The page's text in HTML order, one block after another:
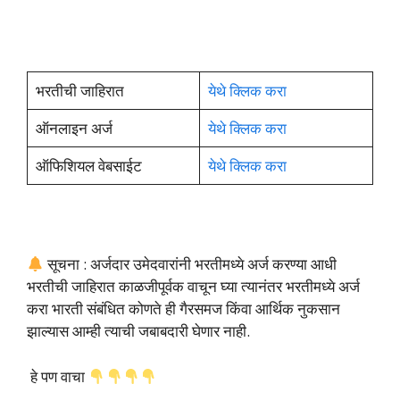
भरतीची जाहिरात
येथे क्लिक करा
ऑनलाइन अर्ज
येथे क्लिक करा
ऑफिशियल वेबसाईट
येथे क्लिक करा
सूचना : अर्जदार उमेदवारांनी भरतीमध्ये अर्ज करण्या आधी
भरतीची जाहिरात काळजीपूर्वक वाचून घ्या त्यानंतर भरतीमध्ये अर्ज
करा भारती संबंधित कोणते ही गैरसमज किंवा आर्थिक नुकसान
झाल्यास आम्ही त्याची जबाबदारी घेणार नाही.
हे पण वाचा